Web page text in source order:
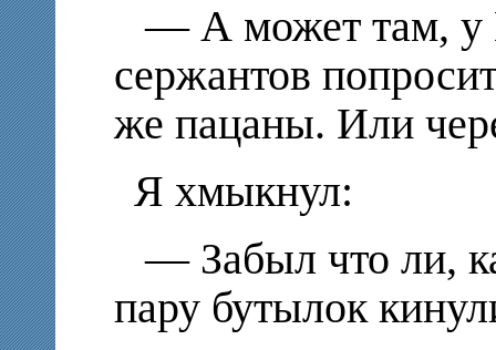
— А может там, у
сержантов
же пацаны. Или
Я хмыкнул:
— Забыл что ли,
пару бутылок